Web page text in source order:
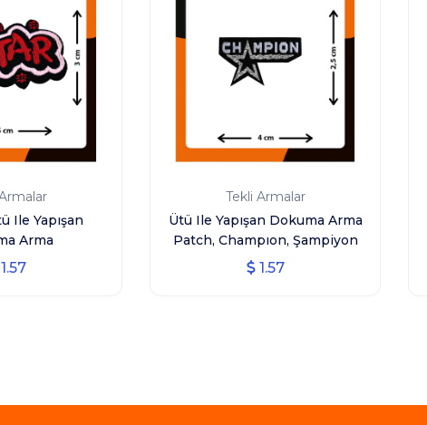
Ile Yapışan
Arma
Tekli Armalar
Ütü Ile Yapışan Dokuma Arma
Patch, Champıon, Şampiyon
1.57